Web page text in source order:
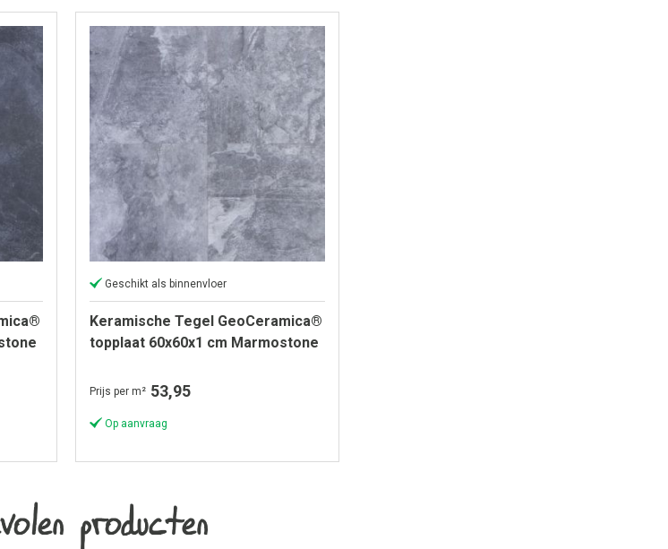
Geschikt als binnenvloer
Keramische Tegel GeoCeramica®
topplaat 60x60x1 cm Marmostone
Prijs per m² 53,95
Op aanvraag
producten